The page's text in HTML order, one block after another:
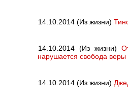
14.10.2014 (Из жизни)
14.10.2014 (Из жизни)
нарушается свобода веры
14.10.2014 (Из жизни)